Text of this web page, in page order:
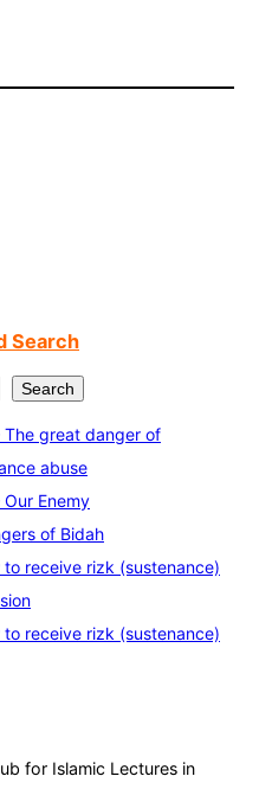
Search
Search
The great danger of
abuse
Our Enemy
of Bidah
receive rizk (sustenance)
receive rizk (sustenance)
for Islamic Lectures in